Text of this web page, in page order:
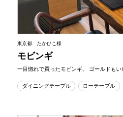
東京都 たかひこ様
モビンギ
一目惚れで買ったモビンギ。 ゴールドも
ダイニングテーブル ローテーブル